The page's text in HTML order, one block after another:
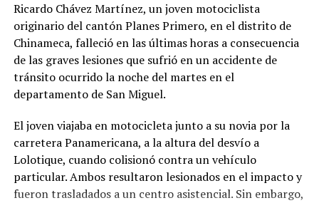
A este plan, también sumarán esfuerzos los elementos
del Cuerpos de Agentes Metropolitanos (CAM), personal
de Desarrollo Urbano y del departamento de Promoción
de Salud. Además, el Centro de Operaciones de
Emergencia Municipal (COEM) mantendrá habilitado
oportunamente los reportes de la ciudadanía de los
cinco distritos.
Ricardo Chávez Martínez, un joven motociclista
originario del cantón Planes Primero, en el distrito de
Chinameca, falleció en las últimas horas a consecuencia
de las graves lesiones que sufrió en un accidente de
tránsito ocurrido la noche del martes en el
departamento de San Miguel.
El joven viajaba en motocicleta junto a su novia por la
carretera Panamericana, a la altura del desvío a
Lolotique, cuando colisionó contra un vehículo
particular. Ambos resultaron lesionados en el impacto y
fueron trasladados a un centro asistencial. Sin embargo,